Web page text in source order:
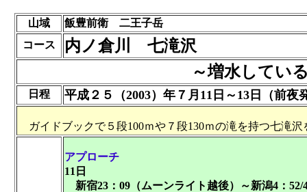
山域
飯豊前衛 二王子岳
コース
内ノ倉川 七滝沢
～増水してい
日程 平成２５（2003）年７月11日～13日（前夜
ガイドブックで５段100ｍや７段130ｍの滝を持つ七滝
アプローチ
11日
新宿23：09（ムーンライト越後）～新潟4：52/